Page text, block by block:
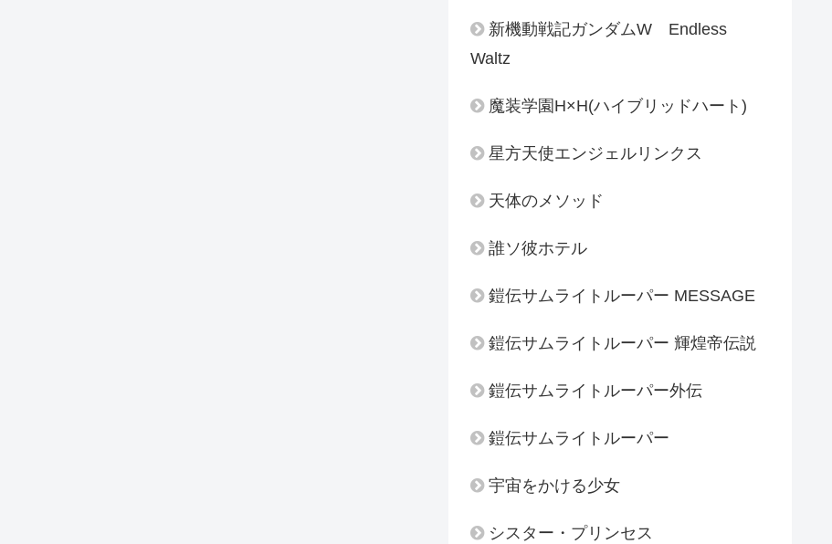
新機動戦記ガンダムW Endless
Waltz
魔装学園H×H(ハイブリッドハート)
星方天使エンジェルリンクス
天体のメソッド
誰ソ彼ホテル
鎧伝サムライトルーパー MESSAGE
鎧伝サムライトルーパー 輝煌帝伝説
鎧伝サムライトルーパー外伝
鎧伝サムライトルーパー
宇宙をかける少女
シスター・プリンセス